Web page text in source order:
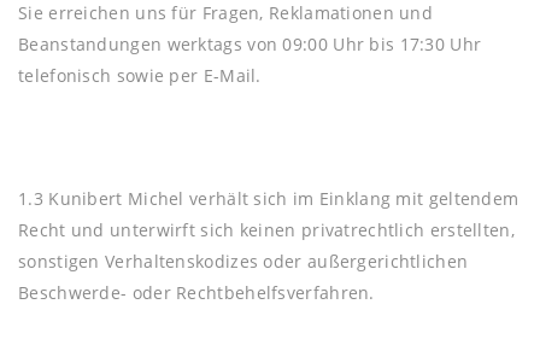
Sie erreichen uns für Fragen, Reklamationen und
Beanstandungen werktags von 09:00 Uhr bis 17:30 Uhr
telefonisch sowie per E-Mail.
1.3 Kunibert Michel verhält sich im Einklang mit geltendem
Recht und unterwirft sich keinen privatrechtlich erstellten,
sonstigen Verhaltenskodizes oder außergerichtlichen
Beschwerde- oder Rechtbehelfsverfahren.